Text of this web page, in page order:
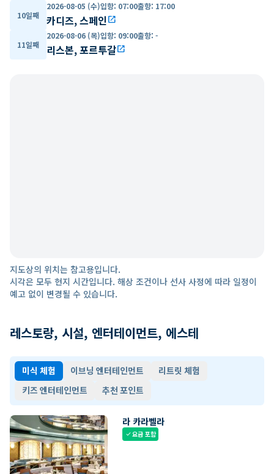
10일째
2026-08-05 (수)입항: 07:00출항: 17:00
카디즈, 스페인open_in_new
11일째
2026-08-06 (목)입항: 09:00출항: -
리스본, 포르투갈open_in_new
지도상의 위치는 참고용입니다.
시각은 모두 현지 시간입니다. 해상 조건이나 선사 사정에 따라 일정이
예고 없이 변경될 수 있습니다.
레스토랑, 시설, 엔터테이먼트, 에스테
미식 체험 이브닝 엔터테인먼트
리트릿 체험
키즈 엔터테인먼트
추천 포인트
라 카라벨라
check요금 포함